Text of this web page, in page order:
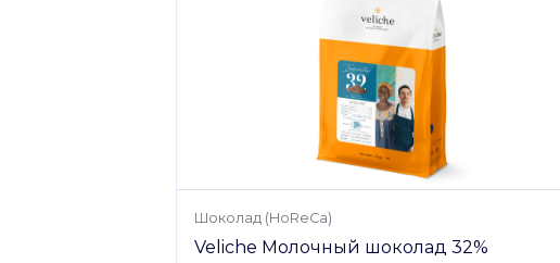
Шоколад (HoReCa)
Veliche Молочный шоколад 32%